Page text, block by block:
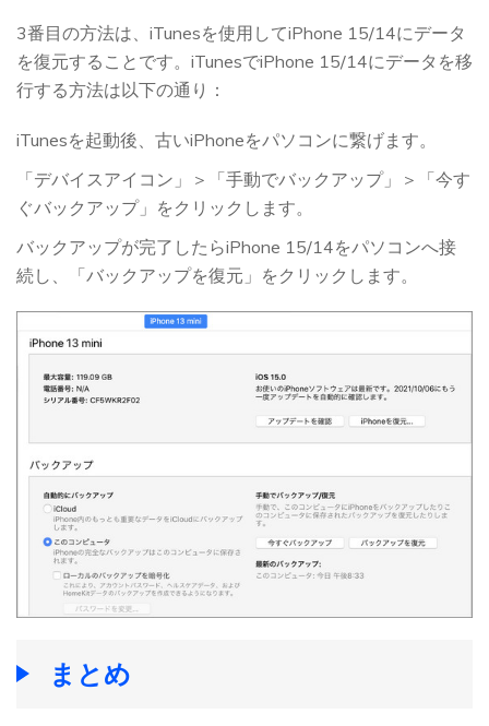
3番目の方法は、iTunesを使用してiPhone 15/14にデータ
を復元することです。iTunesでiPhone 15/14にデータを移
行する方法は以下の通り：
iTunesを起動後、古いiPhoneをパソコンに繋げます。
「デバイスアイコン」＞「手動でバックアップ」＞「今す
ぐバックアップ」をクリックします。
バックアップが完了したらiPhone 15/14をパソコンへ接
続し、「バックアップを復元」をクリックします。
まとめ